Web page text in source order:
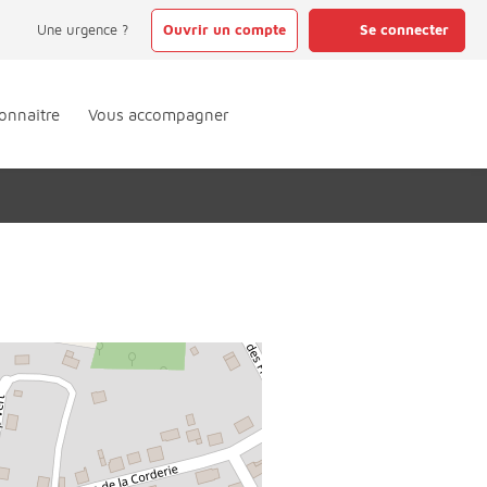
Une urgence ? Ouvrir un compte Se connecter
Vous accompagner